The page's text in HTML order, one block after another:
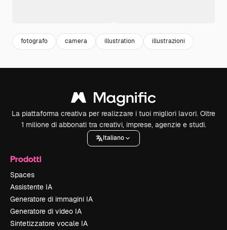
fotografo camera illustration illustrazioni
La piattaforma creativa per realizzare i tuoi migliori lavori. Oltre
1 milione di abbonati tra creativi, imprese, agenzie e studi.
Italiano
Prodotti
Spaces
Assistente IA
Generatore di immagini IA
Generatore di video IA
Sintetizzatore vocale IA